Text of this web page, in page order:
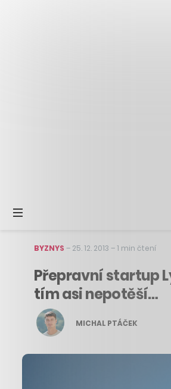
BYZNYS – 25. 12. 2013 –1 min čtení
Přepravní startup
tím asi nepotěší…
MICHAL PTÁČEK